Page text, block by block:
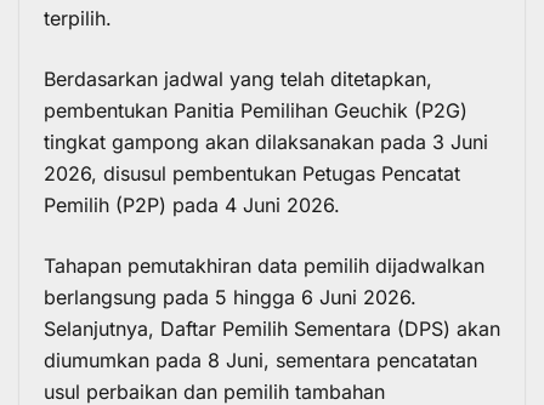
terpilih.
Berdasarkan jadwal yang telah ditetapkan,
pembentukan Panitia Pemilihan Geuchik (P2G)
tingkat gampong akan dilaksanakan pada 3 Juni
2026, disusul pembentukan Petugas Pencatat
Pemilih (P2P) pada 4 Juni 2026.
Tahapan pemutakhiran data pemilih dijadwalkan
berlangsung pada 5 hingga 6 Juni 2026.
Selanjutnya, Daftar Pemilih Sementara (DPS) akan
diumumkan pada 8 Juni, sementara pencatatan
usul perbaikan dan pemilih tambahan